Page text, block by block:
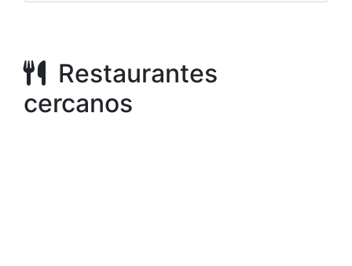
Restaurantes
cercanos